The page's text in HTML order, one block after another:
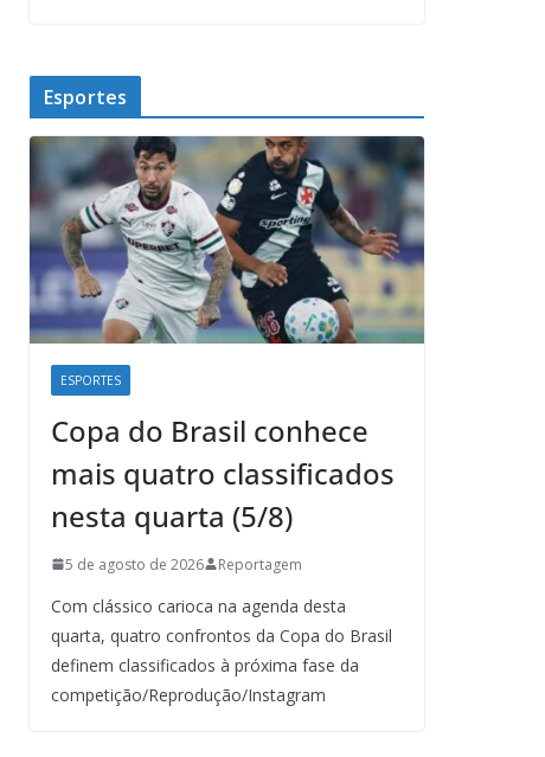
Esportes
ESPORTES
Copa do Brasil conhece
mais quatro classificados
nesta quarta (5/8)
5 de agosto de 2026 Reportagem
Com clássico carioca na agenda desta
quarta, quatro confrontos da Copa do Brasil
definem classificados à próxima fase da
competição/Reprodução/Instagram